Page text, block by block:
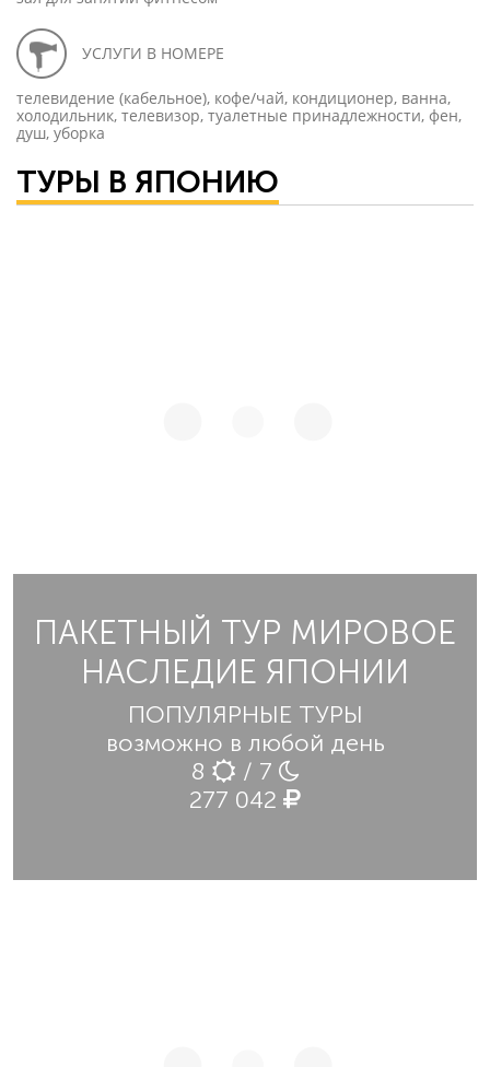
УСЛУГИ В НОМЕРЕ
телевидение (кабельное), кофе/чай, кондиционер, ванна,
холодильник, телевизор, туалетные принадлежности, фен,
душ, уборка
ТУРЫ В ЯПОНИЮ
ПАКЕТНЫЙ ТУР МИРОВОЕ
НАСЛЕДИЕ ЯПОНИИ
ПОПУЛЯРНЫЕ ТУРЫ
возможно в любой день
8
/ 7
277 042